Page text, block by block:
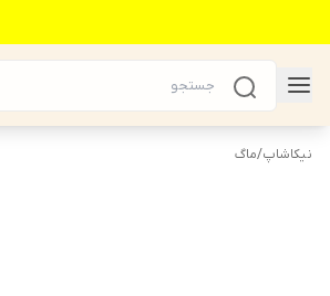
نیکاشاپ/ماگ